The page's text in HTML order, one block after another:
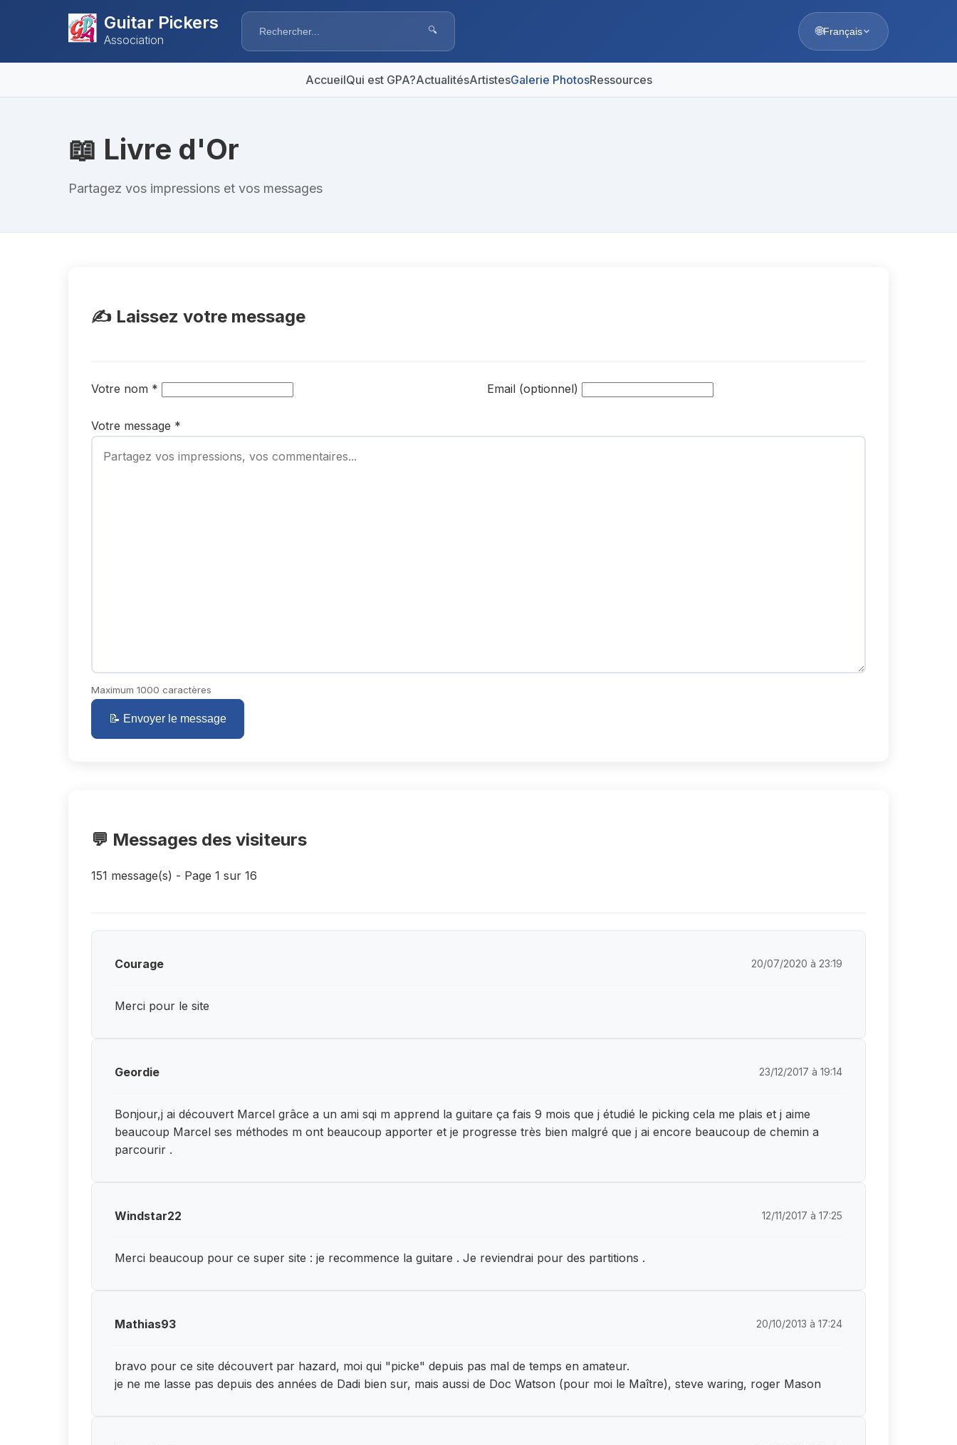
Guitar Pickers
Association
🔍 🌐Français
AccueilQui est GPA?ActualitésArtistesGalerie PhotosRessources
📖 Livre d'Or
Partagez vos impressions et vos messages
✍️ Laissez votre message
Votre nom * Email (optionnel)
Votre message *
Maximum 1000 caractères
📝 Envoyer le message
💬 Messages des visiteurs
151 message(s) - Page 1 sur 16
Courage 20/07/2020 à 23:19
Merci pour le site
Geordie 23/12/2017 à 19:14
Bonjour,j ai découvert Marcel grâce a un ami sqi m apprend la guitare ça fais 9 mois que j étudié le picking cela me plais et j aime
beaucoup Marcel ses méthodes m ont beaucoup apporter et je progresse très bien malgré que j ai encore beaucoup de chemin a
parcourir .
Windstar22 12/11/2017 à 17:25
Merci beaucoup pour ce super site : je recommence la guitare . Je reviendrai pour des partitions .
Mathias93 20/10/2013 à 17:24
bravo pour ce site découvert par hazard, moi qui "picke" depuis pas mal de temps en amateur.
je ne me lasse pas depuis des années de Dadi bien sur, mais aussi de Doc Watson (pour moi le Maître), steve waring, roger Mason